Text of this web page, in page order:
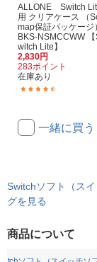
ALLONE Switch
用 クリアケース （
map保証パッケージ）
BKS-NSMCCWW
witch Lite】
2,830円
283ポイント
在庫あり
一緒に買う
Switchソフト（ス
グを見る
商品について